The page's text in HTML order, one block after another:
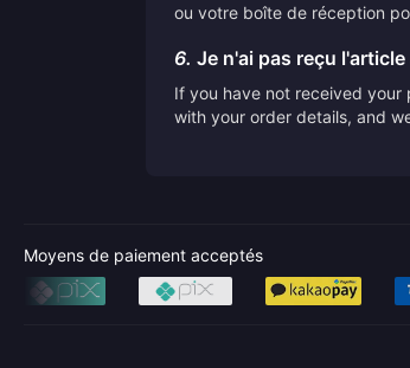
ou votre boîte de réception
6. Je n'ai pas reçu
If you have not received your
with your order details, and
Moyens de paiement acceptés